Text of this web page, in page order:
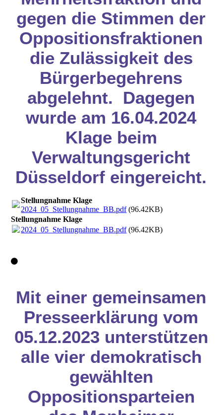
gegen die Stimmen der
Oppositionsfraktionen
die Zulässigkeit des
Bürgerbegehrens
abgelehnt. Dagegen
wurde am 16.04.2024
Klage beim
Verwaltungsgericht
Düsseldorf eingereicht.
Stellungnahme Klage
2024_05_Stellungnahme_BB.pdf(96.42KB)
Stellungnahme Klage
2024_05_Stellungnahme_BB.pdf(96.42KB)
Mit einer gemeinsamen
Presseerklärung vom
05.12.2023 unterstützen
alle vier demokratisch
gewählten
Oppositionsparteien